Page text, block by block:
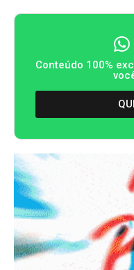
Conteúdo 100%